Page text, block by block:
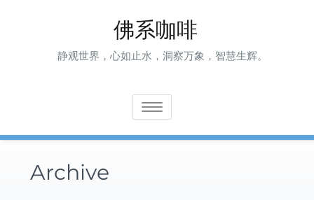
佛系咖啡
静观世界，心如止水，洞察万象，智慧生辉。
Toggle navigation
Archive